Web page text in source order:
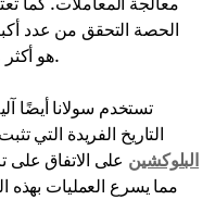
الحصة التحقق من عدد
هو أكثر من ذلك، أنها تقلل من استهلاك الطاقة.
تستخدم سولانا أيضًا
التاريخ الفريدة التي
البلوكشين على الاتفاق على
مما يسرع العمليات بهذه